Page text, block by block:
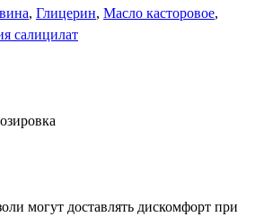
, Глицерин, Масло касторовое,
салицилат
могут доставлять дискомфорт при